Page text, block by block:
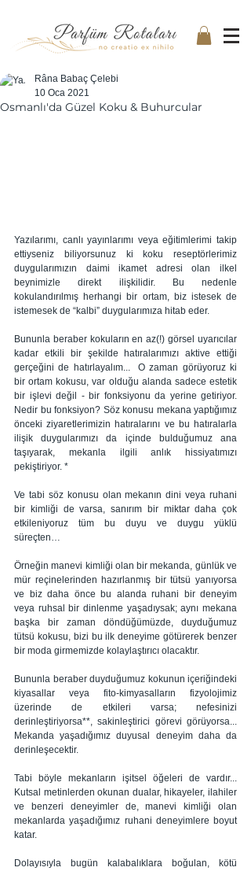
Osmanlı'da Güzel Koku & Buhurcular
Râna Babaç Çelebi
10 Oca 2021
Yazılarımı, canlı yayınlarımı veya eğitimlerimi takip
ettiyseniz biliyorsunuz ki koku reseptörlerimiz
duygularımızın daimi ikamet adresi olan ilkel
beynimizle direkt ilişkilidir. Bu nedenle
kokulandırılmış herhangi bir ortam, biz istesek de
istemesek de “kalbi” duygularımıza hitab eder.
Bununla beraber kokuların en az(!) görsel uyarıcılar
kadar etkili bir şekilde hatıralarımızı aktive ettiği
gerçeğini de hatırlayalım...  O zaman görüyoruz ki
bir ortam kokusu, var olduğu alanda sadece estetik
bir işlevi değil - bir fonksiyonu da yerine getiriyor.
Nedir bu fonksiyon? Söz konusu mekana yaptığımız
önceki ziyaretlerimizin hatıralarını ve bu hatıralarla
ilişik duygularımızı da içinde bulduğumuz ana
taşıyarak, mekanla ilgili anlık hissiyatımızı
pekiştiriyor. *
Ve tabi söz konusu olan mekanın dini veya ruhani
bir kimliği de varsa, sanırım bir miktar daha çok
etkileniyoruz tüm bu duyu ve duygu yüklü
süreçten…
Örneğin manevi kimliği olan bir mekanda, günlük ve
mür reçinelerinden hazırlanmış bir tütsü yanıyorsa
ve biz daha önce bu alanda ruhani bir deneyim
veya ruhsal bir dinlenme yaşadıysak; aynı mekana
başka bir zaman döndüğümüzde, duyduğumuz
tütsü kokusu, bizi bu ilk deneyime götürerek benzer
bir moda girmemizde kolaylaştırıcı olacaktır.
Bununla beraber duyduğumuz kokunun içeriğindeki
kiyasallar veya fito-kimyasalların fizyolojimiz
üzerinde de etkileri varsa; nefesinizi
derinleştiriyorsa**, sakinleştirici görevi görüyorsa...
Mekanda yaşadığımız duyusal deneyim daha da
derinleşecektir.
Tabi böyle mekanların işitsel öğeleri de vardır...
Kutsal metinlerden okunan dualar, hikayeler, ilahiler
ve benzeri deneyimler de, manevi kimliği olan
mekanlarda yaşadığımız ruhani deneyimlere boyut
katar.
Dolayısıyla bugün kalabalıklara boğulan, kötü